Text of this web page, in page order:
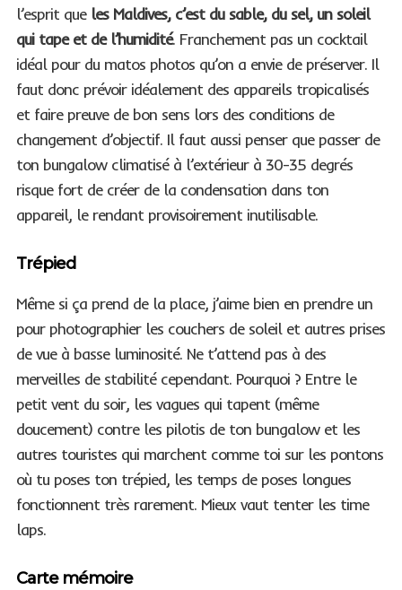
l’esprit que les Maldives, c’est du sable, du sel, un soleil
qui tape et de l’humidité. Franchement pas un cocktail
idéal pour du matos photos qu’on a envie de préserver. Il
faut donc prévoir idéalement des appareils tropicalisés
et faire preuve de bon sens lors des conditions de
changement d’objectif. Il faut aussi penser que passer de
ton bungalow climatisé à l’extérieur à 30-35 degrés
risque fort de créer de la condensation dans ton
appareil, le rendant provisoirement inutilisable.
Trépied
Même si ça prend de la place, j’aime bien en prendre un
pour photographier les couchers de soleil et autres prises
de vue à basse luminosité. Ne t’attend pas à des
merveilles de stabilité cependant. Pourquoi ? Entre le
petit vent du soir, les vagues qui tapent (même
doucement) contre les pilotis de ton bungalow et les
autres touristes qui marchent comme toi sur les pontons
où tu poses ton trépied, les temps de poses longues
fonctionnent très rarement. Mieux vaut tenter les time
laps.
Carte mémoire